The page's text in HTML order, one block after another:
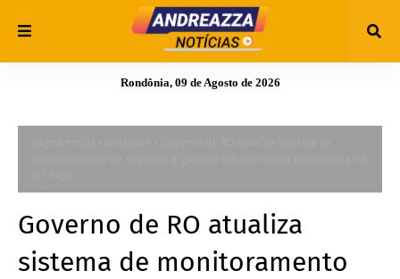
Rondônia, 09 de Agosto de 2026
Governo de RO atualiza
sistema de monitoramento